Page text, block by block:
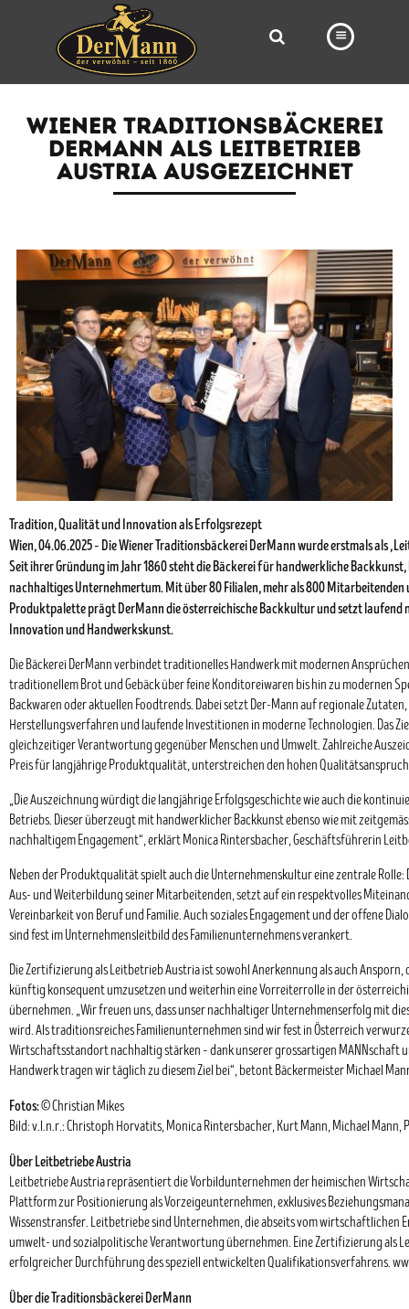
FILIALEN
BÄCKEREI
VORBESTELLUNG
NEWS
KARRIERE
VIDEOS
WIENER TRADITIONSBÄCKEREI
DERMANN ALS LEITBETRIEB
AUSTRIA AUSGEZEICHNET
Tradition, Qualität und Innovation als Erfolgsrezept
Wien, 04.06.2025 – Die Wiener Traditionsbäckerei DerMann wurde erstmals als
Seit ihrer Gründung im Jahr 1860 steht die Bäckerei für handwerkliche
nachhaltiges Unternehmertum. Mit über 80 Filialen, mehr als 800 Mitarbeitenden
Produktpalette prägt DerMann die österreichische Backkultur und setzt laufend
Innovation und Handwerkskunst.
Die Bäckerei DerMann verbindet traditionelles Handwerk mit modernen
traditionellem Brot und Gebäck über feine Konditoreiwaren bis hin zu modernen
Backwaren oder aktuellen Foodtrends. Dabei setzt Der-Mann auf regionale
Herstellungsverfahren und laufende Investitionen in moderne Technologien. Das
gleichzeitiger Verantwortung gegenüber Menschen und Umwelt. Zahlreiche
Preis für langjährige Produktqualität, unterstreichen den hohen Qualitätsanspruch
„Die Auszeichnung würdigt die langjährige Erfolgsgeschichte wie auch die
Betriebs. Dieser überzeugt mit handwerklicher Backkunst ebenso wie mit
nachhaltigem Engagement“, erklärt Monica Rintersbacher, Geschäftsführerin
Neben der Produktqualität spielt auch die Unternehmenskultur eine zentrale
Aus- und Weiterbildung seiner Mitarbeitenden, setzt auf ein respektvolles
Vereinbarkeit von Beruf und Familie. Auch soziales Engagement und der offene
sind fest im Unternehmensleitbild des Familienunternehmens verankert.
Die Zertifizierung als Leitbetrieb Austria ist sowohl Anerkennung als auch
künftig konsequent umzusetzen und weiterhin eine Vorreiterrolle in der
übernehmen. „Wir freuen uns, dass unser nachhaltiger Unternehmenserfolg mit
wird. Als traditionsreiches Familienunternehmen sind wir fest in Österreich
Wirtschaftsstandort nachhaltig stärken – dank unserer grossartigen MANNschaft
Handwerk tragen wir täglich zu diesem Ziel bei“, betont Bäckermeister Michael
Fotos:© Christian Mikes
Bild: v.l.n.r.: Christoph Horvatits, Monica Rintersbacher, Kurt Mann, Michael Mann,
Über Leitbetriebe Austria
Leitbetriebe Austria repräsentiert die Vorbildunternehmen der heimischen
Plattform zur Positionierung als Vorzeigeunternehmen, exklusives
Wissenstransfer. Leitbetriebe sind Unternehmen, die abseits vom wirtschaftlichen
umwelt- und sozialpolitische Verantwortung übernehmen. Eine Zertifizierung als
erfolgreicher Durchführung des speziell entwickelten Qualifikationsverfahrens.
Über die Traditionsbäckerei DerMann